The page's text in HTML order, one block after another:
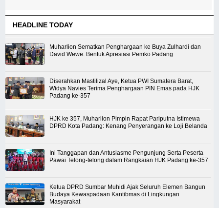
HEADLINE TODAY
Muharlion Sematkan Penghargaan ke Buya Zulhardi dan
David Wewe: Bentuk Apresiasi Pemko Padang
Diserahkan Mastilizal Aye, Ketua PWI Sumatera Barat,
Widya Navies Terima Penghargaan PIN Emas pada HJK
Padang ke-357
HJK ke 357, Muharlion Pimpin Rapat Pariputna Istimewa
DPRD Kota Padang: Kenang Penyerangan ke Loji Belanda
Ini Tanggapan dan Antusiasme Pengunjung Serta Peserta
Pawai Telong-telong dalam Rangkaian HJK Padang ke-357
Ketua DPRD Sumbar Muhidi Ajak Seluruh Elemen Bangun
Budaya Kewaspadaan Kantibmas di Lingkungan
Masyarakat